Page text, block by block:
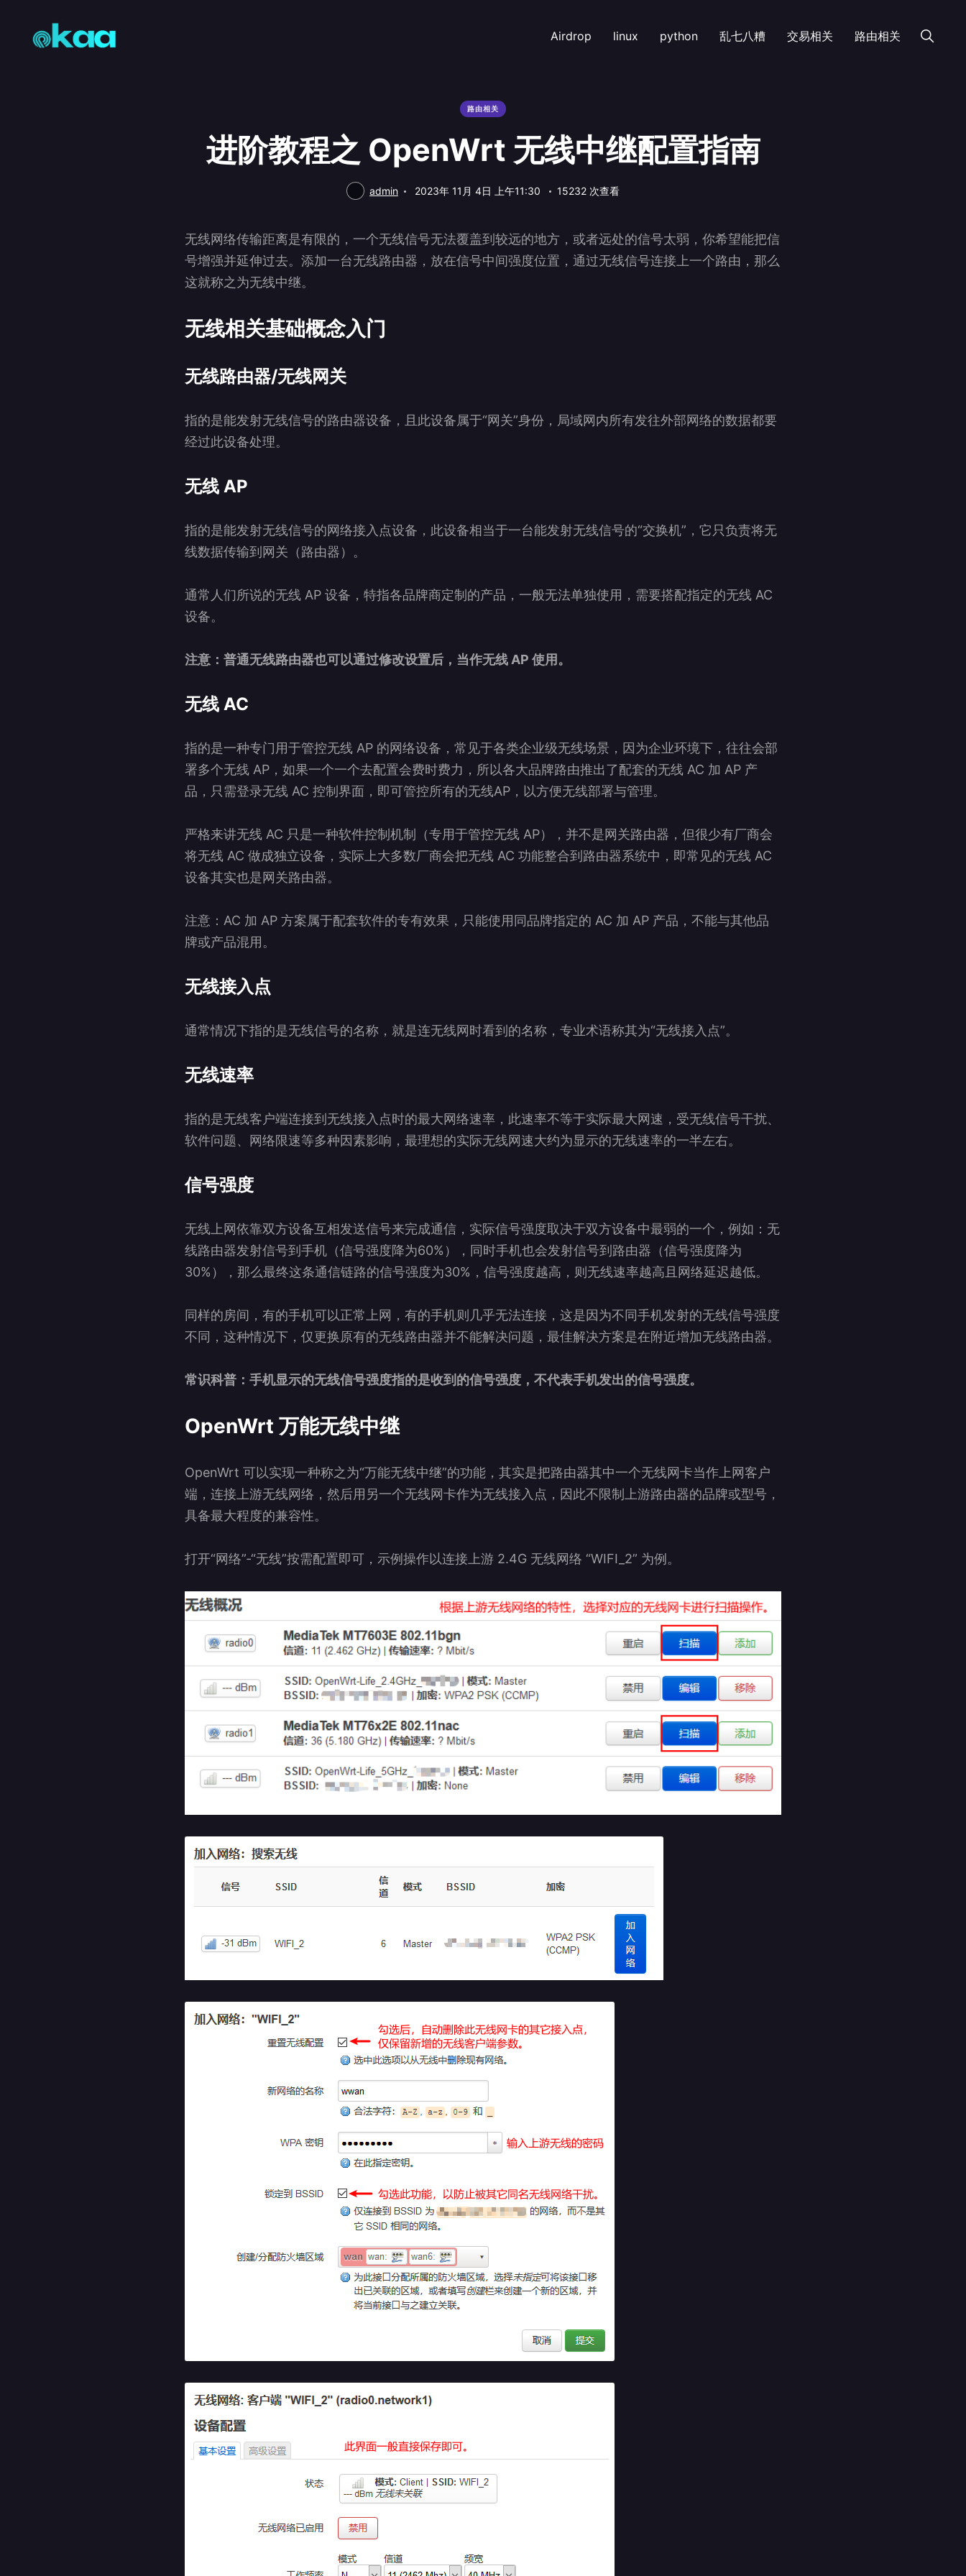
Airdrop linux python 乱七八糟 交易相关 路由相关
路由相关
进阶教程之 OpenWrt 无线中继配置指南
admin 2023年 11月 4日 上午11:30 15232 次查看
无线网络传输距离是有限的，一个无线信号无法覆盖到较远的地方，或者远处的信号太弱，你希望能把信
号增强并延伸过去。添加一台无线路由器，放在信号中间强度位置，通过无线信号连接上一个路由，那么
这就称之为无线中继。
无线相关基础概念入门
无线路由器/无线网关
指的是能发射无线信号的路由器设备，且此设备属于“网关”身份，局域网内所有发往外部网络的数据都要
经过此设备处理。
无线 AP
指的是能发射无线信号的网络接入点设备，此设备相当于一台能发射无线信号的“交换机”，它只负责将无
线数据传输到网关（路由器）。
通常人们所说的无线 AP 设备，特指各品牌商定制的产品，一般无法单独使用，需要搭配指定的无线 AC
设备。
注意：普通无线路由器也可以通过修改设置后，当作无线 AP 使用。
无线 AC
指的是一种专门用于管控无线 AP 的网络设备，常见于各类企业级无线场景，因为企业环境下，往往会部
署多个无线 AP，如果一个一个去配置会费时费力，所以各大品牌路由推出了配套的无线 AC 加 AP 产
品，只需登录无线 AC 控制界面，即可管控所有的无线AP，以方便无线部署与管理。
严格来讲无线 AC 只是一种软件控制机制（专用于管控无线 AP），并不是网关路由器，但很少有厂商会
将无线 AC 做成独立设备，实际上大多数厂商会把无线 AC 功能整合到路由器系统中，即常见的无线 AC
设备其实也是网关路由器。
注意：AC 加 AP 方案属于配套软件的专有效果，只能使用同品牌指定的 AC 加 AP 产品，不能与其他品
牌或产品混用。
无线接入点
通常情况下指的是无线信号的名称，就是连无线网时看到的名称，专业术语称其为“无线接入点”。
无线速率
指的是无线客户端连接到无线接入点时的最大网络速率，此速率不等于实际最大网速，受无线信号干扰、
软件问题、网络限速等多种因素影响，最理想的实际无线网速大约为显示的无线速率的一半左右。
信号强度
无线上网依靠双方设备互相发送信号来完成通信，实际信号强度取决于双方设备中最弱的一个，例如：无
线路由器发射信号到手机（信号强度降为60%），同时手机也会发射信号到路由器（信号强度降为
30%），那么最终这条通信链路的信号强度为30%，信号强度越高，则无线速率越高且网络延迟越低。
同样的房间，有的手机可以正常上网，有的手机则几乎无法连接，这是因为不同手机发射的无线信号强度
不同，这种情况下，仅更换原有的无线路由器并不能解决问题，最佳解决方案是在附近增加无线路由器。
常识科普：手机显示的无线信号强度指的是收到的信号强度，不代表手机发出的信号强度。
OpenWrt 万能无线中继
OpenWrt 可以实现一种称之为“万能无线中继”的功能，其实是把路由器其中一个无线网卡当作上网客户
端，连接上游无线网络，然后用另一个无线网卡作为无线接入点，因此不限制上游路由器的品牌或型号，
具备最大程度的兼容性。
打开“网络”-“无线”按需配置即可，示例操作以连接上游 2.4G 无线网络 “WIFI_2” 为例。